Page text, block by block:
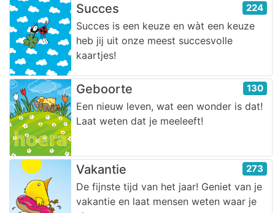
Succes 224
Succes is een keuze en wàt een keuze
heb jij uit onze meest succesvolle
kaartjes!
Geboorte 130
Een nieuw leven, wat een wonder is dat!
Laat weten dat je meeleeft!
Vakantie 273
De fijnste tijd van het jaar! Geniet van je
vakantie en laat mensen weten waar je